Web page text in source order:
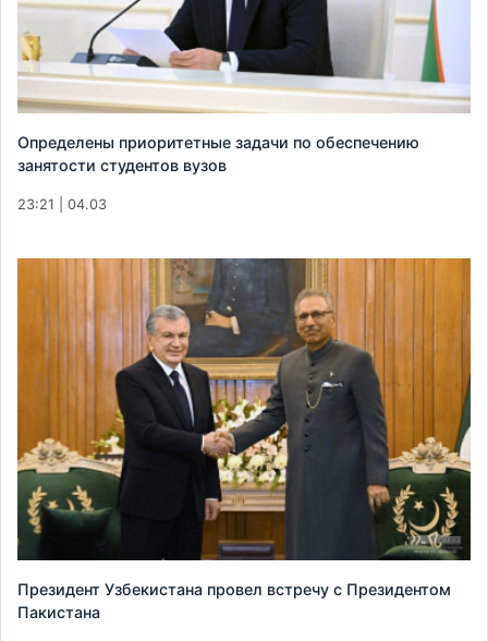
Определены приоритетные задачи по обеспечению
занятости студентов вузов
23:21 | 04.03
Президент Узбекистана провел встречу с Президентом
Пакистана